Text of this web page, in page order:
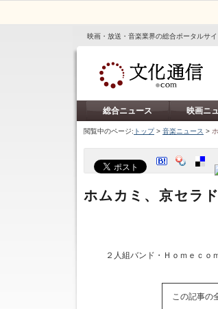
映画・放送・音楽業界の総合ポータルサイ
総合ニュース 映画ニ
閲覧中のページ: トップ> 音楽ニュース >
ホムカミ、京セラ
２人組バンド・Ｈｏｍｅｃｏ
この記事の